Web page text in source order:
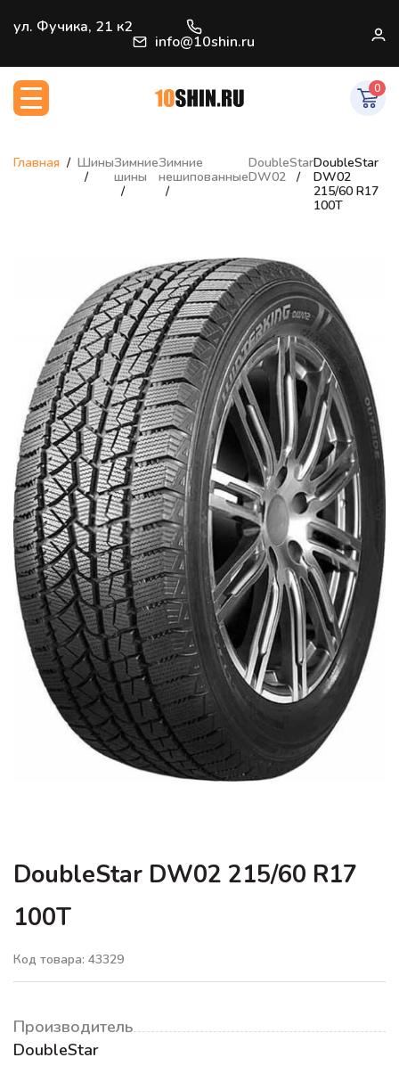
ул. Фучика, 21 к2
info@10shin.ru
0
Главная ШиныЗимние
шины
Зимние
нешипованные
DoubleStar
DW02
DoubleStar
DW02
215/60 R17
100T
DoubleStar DW02 215/60 R17
100T
Код товара: 43329
Производитель
DoubleStar